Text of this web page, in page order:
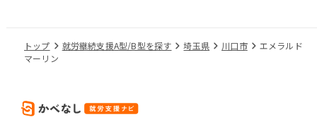
トップ 就労継続支援A型/B型を探す 埼玉県 川口市
エメラルド
マーリン